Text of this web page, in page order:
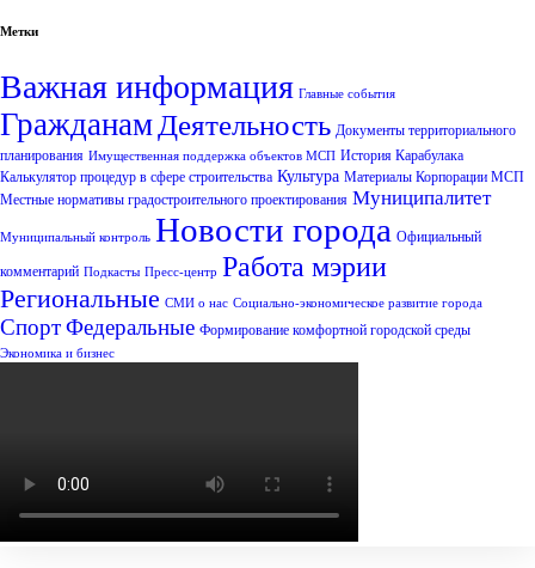
Метки
Важная информация Главные события
Гражданам Деятельность Документы территориального
планирования Имущественная поддержка объектов МСП История Карабулака
Калькулятор процедур в сфере строительства Культура Материалы Корпорации МСП
Местные нормативы градостроительного проектирования Муниципалитет
Муниципальный контроль Новости города Официальный
комментарий Подкасты Пресс-центр Работа мэрии
Региональные СМИ о нас Социально-экономическое развитие города
СпортФедеральные Формирование комфортной городской среды
Экономика и бизнес